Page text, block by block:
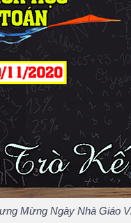
Mừng Ngày Nhà Giáo